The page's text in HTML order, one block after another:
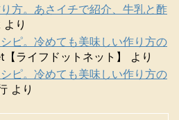
方。あさイチで紹介、牛乳と酢
より
ピ。冷めても美味しい作り方の
【ライフドットネット】
より
ピ。冷めても美味しい作り方の
より